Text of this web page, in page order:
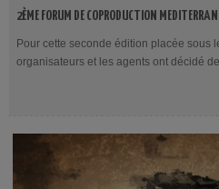
2ÈME FORUM DE COPRODUCTION
Pour cette seconde édition placée sous
organisateurs et les agents ont décidé